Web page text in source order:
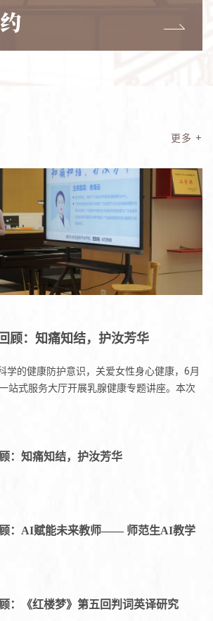
更多 +
顾：知痛知结，护汝芳华
学的健康防护意识，关爱女性身心健康，6月
站式服务大厅开展乳腺健康专题讲座。本次
：知痛知结，护汝芳华
：AI赋能未来教师—— 师范生AI教学
：《红楼梦》第五回判词英译研究